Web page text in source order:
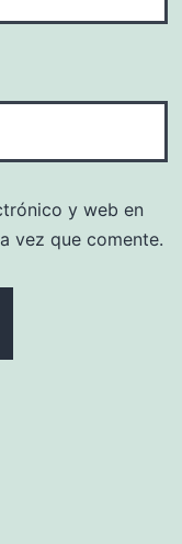
y web en
vez que comente.